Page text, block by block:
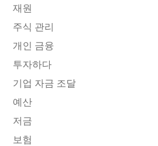
재원
주식 관리
개인 금융
투자하다
기업 자금 조달
예산
저금
보험